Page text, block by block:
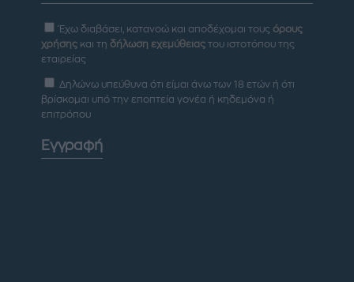
Έχω διαβάσει, κατανοώ και αποδέχομαι τους όρους
χρήσης και τη δήλωση εχεμύθειας του ιστοτόπου της
εταιρείας
Δηλώνω υπεύθυνα ότι είμαι άνω των 18 ετών ή ότι
βρίσκομαι υπό την εποπτεία γονέα ή κηδεμόνα ή
επιτρόπου
Εγγραφή